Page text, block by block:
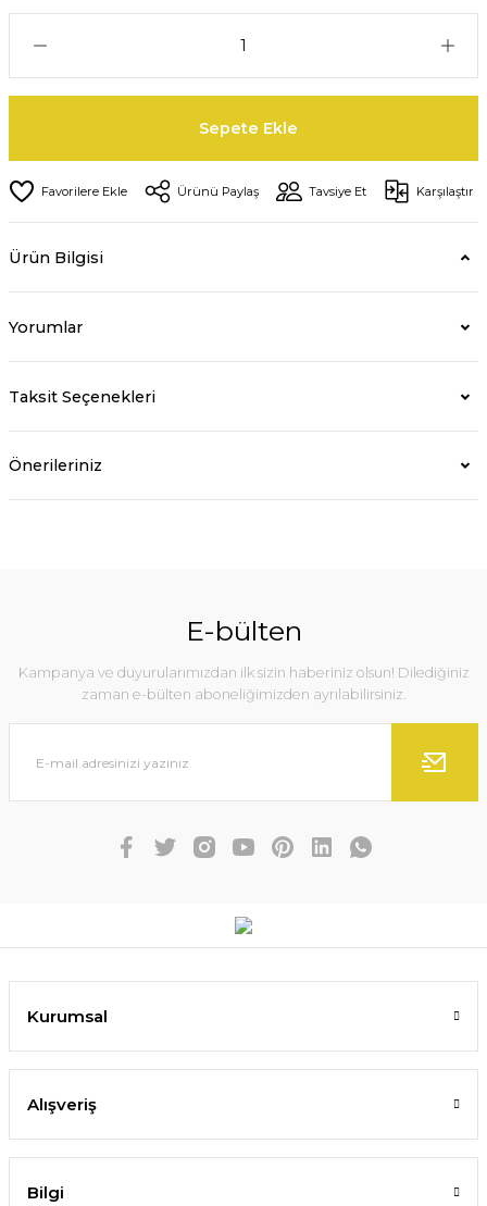
Sepete Ekle
Ürünü Paylaş Tavsiye Et Karşılaştır
Ürün Bilgisi
Yorumlar
Taksit Seçenekleri
Önerileriniz
E-bülten
Kampanya ve duyurularımızdan ilk sizin haberiniz olsun! Dilediğiniz
zaman e-bülten aboneliğimizden ayrılabilirsiniz.
Kurumsal
Alışveriş
Bilgi